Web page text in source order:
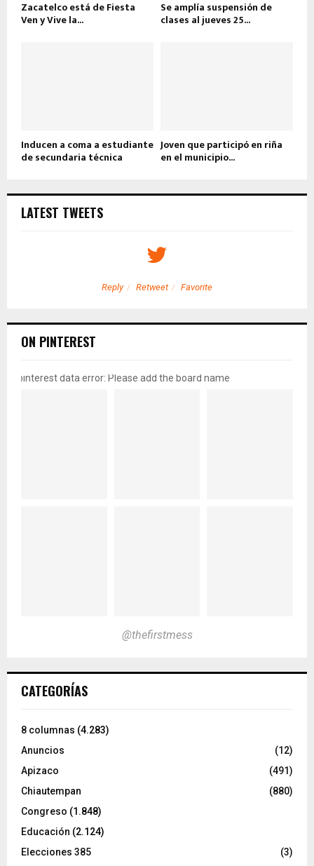
Zacatelco está de Fiesta
Ven y Vive la...
Se amplía suspensión de
clases al jueves 25...
Inducen a coma a estudiante
de secundaria técnica
Joven que participó en riña
en el municipio...
LATEST TWEETS
Reply Retweet Favorite
ON PINTEREST
pinterest data error: Please add the board name
@thefirstmess
CATEGORÍAS
8 columnas (4.283)
Anuncios
(12)
Apizaco
(491)
Chiautempan
(880)
Congreso (1.848)
Educación (2.124)
Elecciones 385
(3)